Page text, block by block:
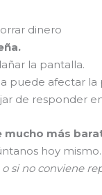
dinero
la pantalla.
puede afectar la
de responder
más
hoy mismo.
si no conviene